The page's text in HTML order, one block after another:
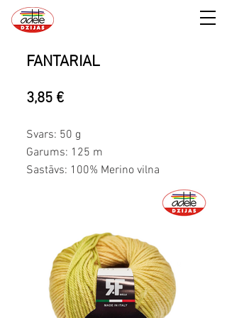
FANTARIAL
3,85 €
Svars: 50 g
Garums: 125 m
Sastāvs: 100% Merino vilna